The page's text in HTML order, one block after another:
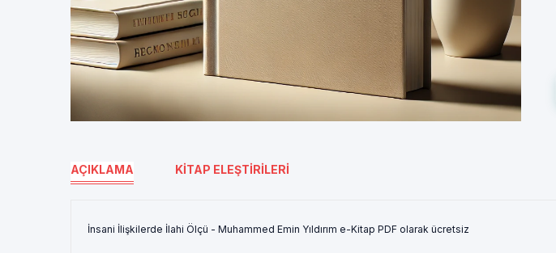
AÇIKLAMA KITAP ELEŞTIRILERI
İnsani İlişkilerde İlahi Ölçü - Muhammed Emin Yıldırım e-Kitap PDF olarak ücretsiz